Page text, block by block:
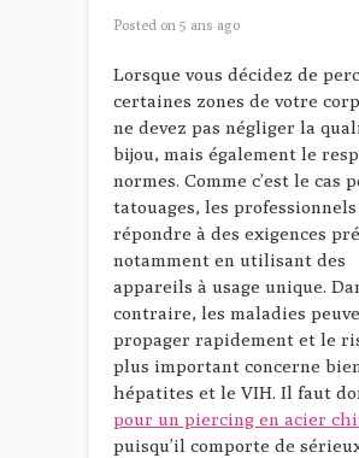
Posted on 5 ans ago
Lorsque vous décidez de
certaines zones de votre
ne devez pas négliger la
bijou, mais également le
normes. Comme c’est le cas
tatouages, les
répondre à des exigences
notamment en utilisant des
appareils à usage unique.
contraire, les maladies
propager rapidement et le
plus important concerne
hépatites et le VIH. Il faut
pour un piercing en acier
puisqu’il comporte de